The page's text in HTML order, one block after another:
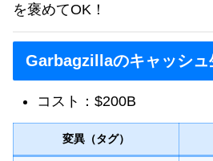
を褒めてOK！
Garbagzillaのキャッシュ
コスト：$200B
変異（タグ）